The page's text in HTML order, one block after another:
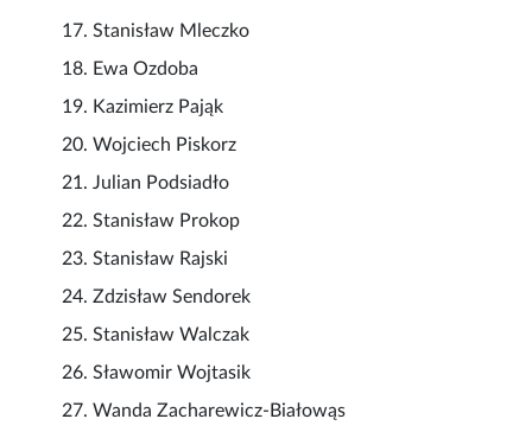
17. Stanisław Mleczko
18. Ewa Ozdoba
19. Kazimierz Pająk
20. Wojciech Piskorz
21. Julian Podsiadło
22. Stanisław Prokop
23. Stanisław Rajski
24. Zdzisław Sendorek
25. Stanisław Walczak
26. Sławomir Wojtasik
27. Wanda Zacharewicz-Białowąs